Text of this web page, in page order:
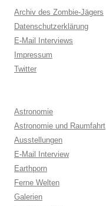
Archiv des Zombie-Jägers
Datenschutzerklärung
E-Mail Interviews
Impressum
Twitter
Astronomie
Astronomie und Raumfahrt
Ausstellungen
E-Mail Interview
Earthporn
Ferne Welten
Galerien